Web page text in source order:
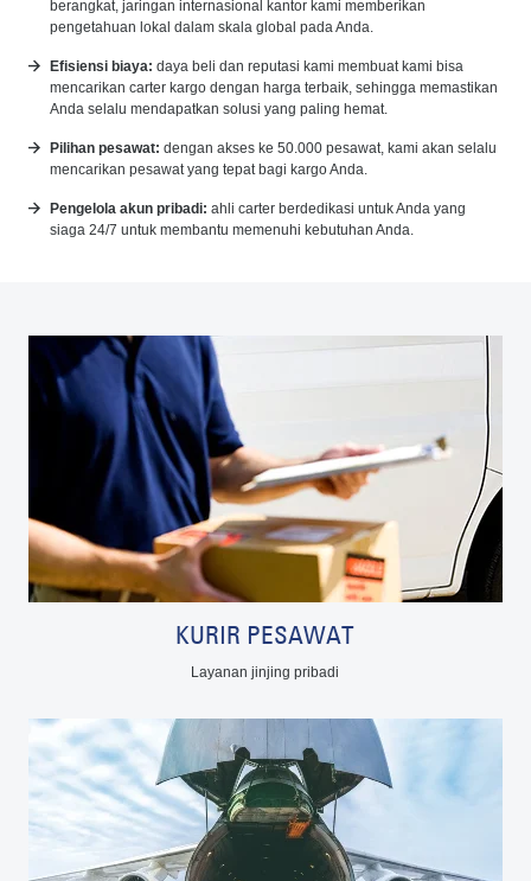
berangkat, jaringan internasional kantor kami memberikan
pengetahuan lokal dalam skala global pada Anda.
Efisiensi biaya: daya beli dan reputasi kami membuat kami bisa
mencarikan carter kargo dengan harga terbaik, sehingga memastikan
Anda selalu mendapatkan solusi yang paling hemat.
Pilihan pesawat: dengan akses ke 50.000 pesawat, kami akan selalu
mencarikan pesawat yang tepat bagi kargo Anda.
Pengelola akun pribadi: ahli carter berdedikasi untuk Anda yang
siaga 24/7 untuk membantu memenuhi kebutuhan Anda.
KURIR PESAWAT
Layanan jinjing pribadi